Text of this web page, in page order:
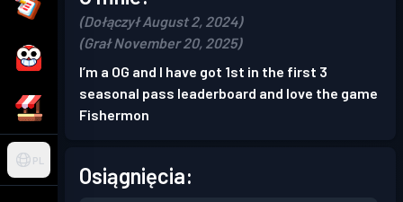
PL
(Dołączył August 2, 2024)
(Grał November 20, 2025)
I’m a OG and I have got 1st in the first 3
seasonal pass leaderboard and love the game
Fishermon
Osiągnięcia: